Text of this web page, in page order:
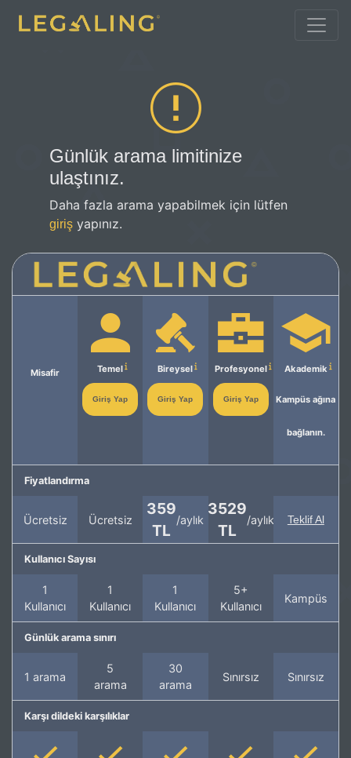
Günlük arama limitinize
ulaştınız.
Daha fazla arama yapabilmek için lütfen
giriş yapınız.
Misafir Temel
Giriş Yap
Bireysel
Giriş Yap
Profesyonel
Giriş Yap
Akademik
Kampüs ağına
bağlanın.
Fiyatlandırma
Ücretsiz Ücretsiz
359
TL
/aylık
3529
TL
/aylık Teklif Al
Kullanıcı Sayısı
1
Kullanıcı
1
Kullanıcı
1
Kullanıcı
5+
Kullanıcı
Kampüs
Günlük arama sınırı
1 arama
5
arama
30
arama
Sınırsız Sınırsız
Karşı dildeki karşılıklar